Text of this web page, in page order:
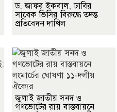
ড. জাফর ইকবাল, ঢাবির
সাবেক ভিসির বিরুদ্ধে তদন্ত
প্রতিবেদন দাখিল
জুলাই জাতীয় সনদ ও
গণভোটের রায় বাস্তবায়নে